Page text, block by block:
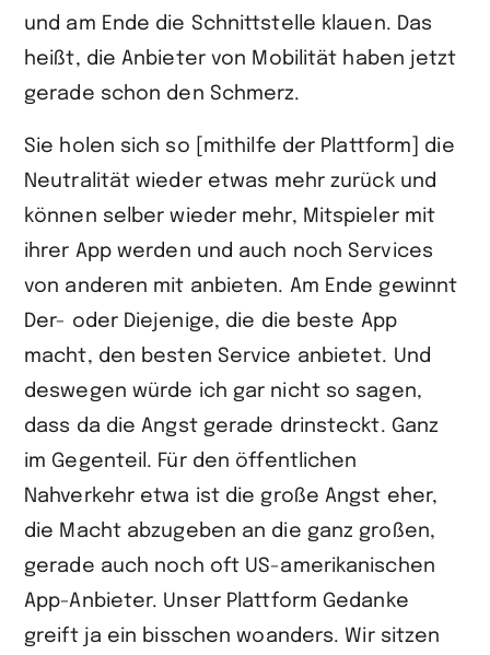
und am Ende die Schnittstelle klauen. Das
heißt, die Anbieter von Mobilität haben jetzt
gerade schon den Schmerz.
Sie holen sich so [mithilfe der Plattform] die
Neutralität wieder etwas mehr zurück und
können selber wieder mehr, Mitspieler mit
ihrer App werden und auch noch Services
von anderen mit anbieten. Am Ende gewinnt
Der- oder Diejenige, die die beste App
macht, den besten Service anbietet. Und
deswegen würde ich gar nicht so sagen,
dass da die Angst gerade drinsteckt. Ganz
im Gegenteil. Für den öffentlichen
Nahverkehr etwa ist die große Angst eher,
die Macht abzugeben an die ganz großen,
gerade auch noch oft US-amerikanischen
App-Anbieter. Unser Plattform Gedanke
greift ja ein bisschen woanders. Wir sitzen